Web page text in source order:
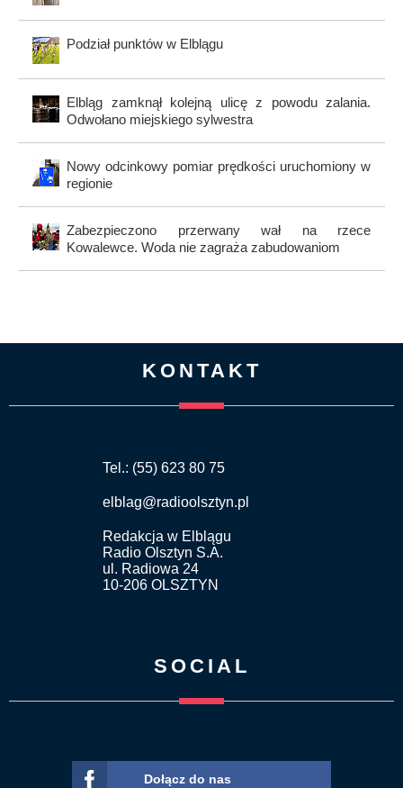
Podział punktów w Elblągu
Elbląg zamknął kolejną ulicę z powodu zalania.
Odwołano miejskiego sylwestra
Nowy odcinkowy pomiar prędkości uruchomiony w
regionie
Zabezpieczono przerwany wał na rzece
Kowalewce. Woda nie zagraża zabudowaniom
KONTAKT
Tel.: (55) 623 80 75
elblag@radioolsztyn.pl
Redakcja w Elblągu
Radio Olsztyn S.A.
ul. Radiowa 24
10-206 OLSZTYN
SOCIAL
Dołącz do nas